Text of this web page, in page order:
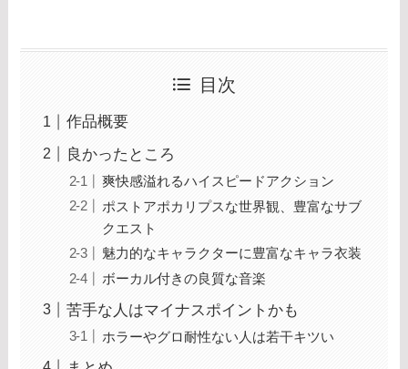
目次
作品概要
良かったところ
爽快感溢れるハイスピードアクション
ポストアポカリプスな世界観、豊富なサブ
クエスト
魅力的なキャラクターに豊富なキャラ衣装
ボーカル付きの良質な音楽
苦手な人はマイナスポイントかも
ホラーやグロ耐性ない人は若干キツい